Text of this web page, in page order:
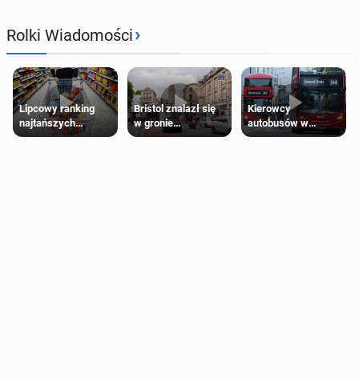
Rolki Wiadomości›
Lipcowy ranking
najtańszych
supermarketów
Bristol znalazł się
w gronie
najlepszych
Kierowcy
autobusów w
Londynie